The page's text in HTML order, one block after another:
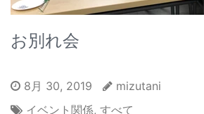
お別れ会
8月 30, 2019
mizutani
イベント関係, すべて